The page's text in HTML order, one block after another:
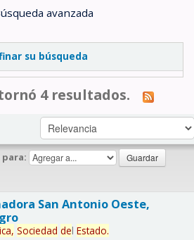
avanzada
su búsqueda
4 resultados.
San Antonio Oeste,
Sociedad del Estado.